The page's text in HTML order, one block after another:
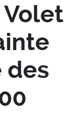
des